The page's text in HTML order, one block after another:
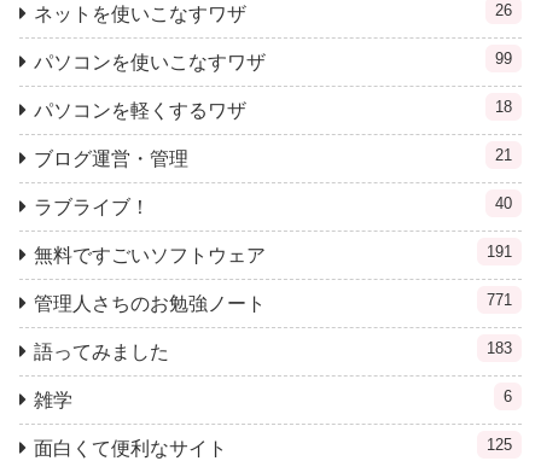
ネットを使いこなすワザ 26
パソコンを使いこなすワザ 99
パソコンを軽くするワザ 18
ブログ運営・管理 21
ラブライブ！ 40
無料ですごいソフトウェア 191
管理人さちのお勉強ノート 771
語ってみました 183
雑学 6
面白くて便利なサイト 125